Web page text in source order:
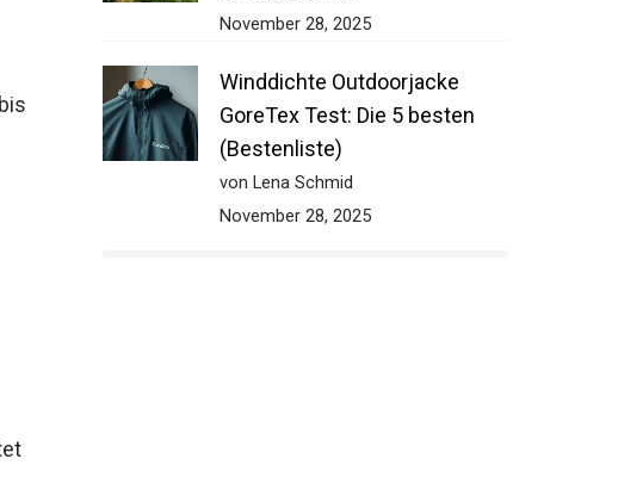
November 28, 2025
Winddichte Outdoorjacke
GoreTex Test: Die 5 besten
(Bestenliste)
von Lena Schmid
November 28, 2025